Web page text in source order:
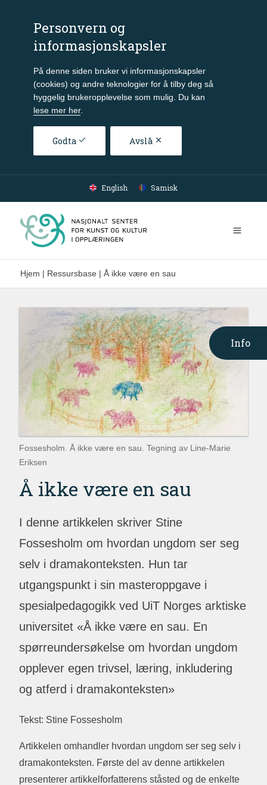
Personvern og
informasjonskapsler
På denne siden bruker vi informasjonskapsler
(cookies) og andre teknologier for å tilby deg så
hyggelig brukeropplevelse som mulig. Du kan
lese mer her.
Godta Avslå
Gå til hovedinnhold
English Samisk
Hjem | Ressursbase | Å ikke være en sau
Info
Fossesholm. Å ikke være en sau. Tegning av Line-Marie
Eriksen
Å ikke være en sau
I denne artikkelen skriver Stine
Fossesholm om hvordan ungdom ser seg
selv i dramakonteksten. Hun tar
utgangspunkt i sin masteroppgave i
spesialpedagogikk ved UiT Norges arktiske
universitet «Å ikke være en sau. En
spørreundersøkelse om hvordan ungdom
opplever egen trivsel, læring, inkludering
og atferd i dramakonteksten»
Tekst: Stine Fossesholm
Artikkelen omhandler hvordan ungdom ser seg selv i
dramakonteksten. Første del av denne artikkelen
presenterer artikkelforfatterens ståsted og de enkelte